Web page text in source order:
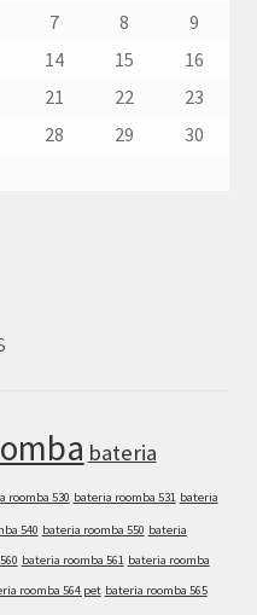
7 8
9
14 15
16
21 22
23
28 29
30
bateria
roomba 530 bateria roomba 531 bateria
540 bateria roomba 550 bateria
bateria roomba 561 bateria roomba
roomba 564 pet bateria roomba 565